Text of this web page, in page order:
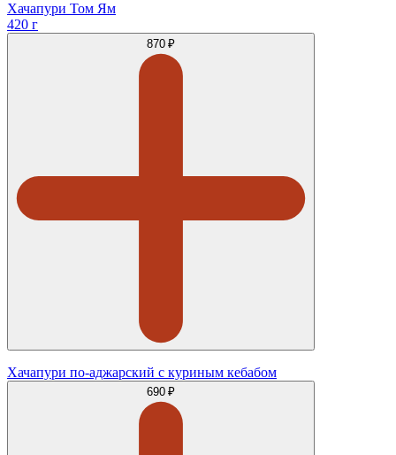
Хачапури Том Ям
420 г
870 ₽
Хачапури по-аджарский с куриным кебабом
690 ₽